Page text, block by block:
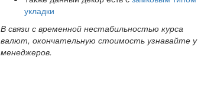
укладки
В связи с временной нестабильностью курса
валют, окончательную стоимость узнавайте у
менеджеров.